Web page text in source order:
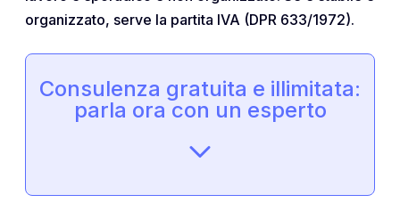
organizzato, serve la partita IVA (DPR 633/1972).
Consulenza gratuita e illimitata:
parla ora con un esperto